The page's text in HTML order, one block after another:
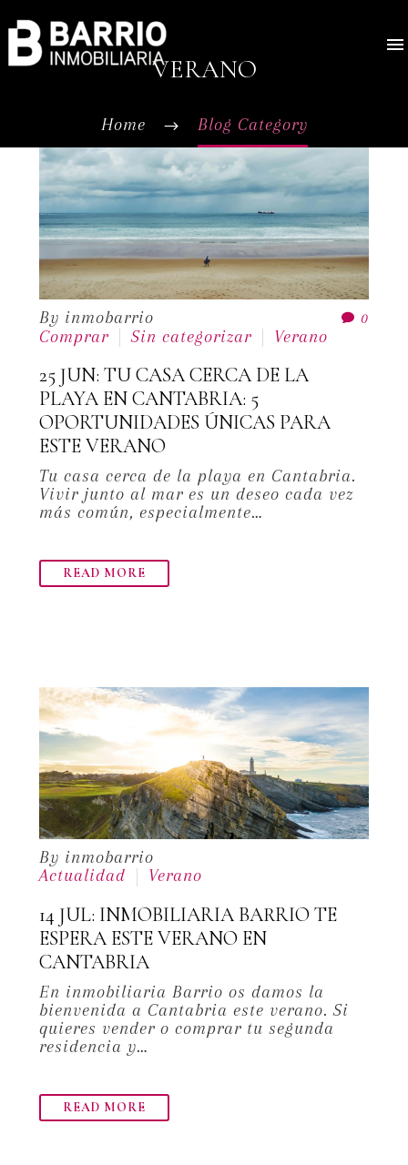
VERANO
Home Blog Category
0
By inmobarrio
Comprar
Sin categorizar Verano
25 JUN:TU CASA CERCA DE LA
PLAYA EN CANTABRIA: 5
OPORTUNIDADES ÚNICAS PARA
ESTE VERANO
Tu casa cerca de la playa en Cantabria.
Vivir junto al mar es un deseo cada vez
más común, especialmente…
READ MORE
By inmobarrio
Actualidad
Verano
14 JUL: INMOBILIARIA BARRIO TE
ESPERA ESTE VERANO EN
CANTABRIA
En inmobiliaria Barrio os damos la
bienvenida a Cantabria este verano. Si
quieres vender o comprar tu segunda
residencia y…
READ MORE